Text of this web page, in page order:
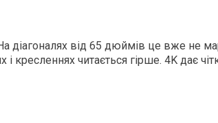
діагоналях від 65 дюймів це вже не
і кресленнях читається гірше. 4K дає